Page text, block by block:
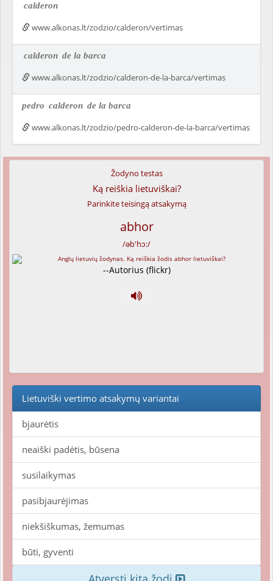
calderon
www.alkonas.lt/zodzio/calderon/vertimas
calderon de la barca
www.alkonas.lt/zodzio/calderon-de-la-barca/vertimas
pedro calderon de la barca
www.alkonas.lt/zodzio/pedro-calderon-de-la-barca/vertimas
Žodyno testas
Ką reiškia lietuviškai?
Parinkite teisingą atsakymą
abhor
/əb'hɔ:/
--Autorius (flickr)
Lietuviški vertimo atsakymų variantai
bjaurėtis
neaiški padėtis, būsena
susilaikymas
pasibjaurėjimas
niekšiškumas, žemumas
būti, gyventi